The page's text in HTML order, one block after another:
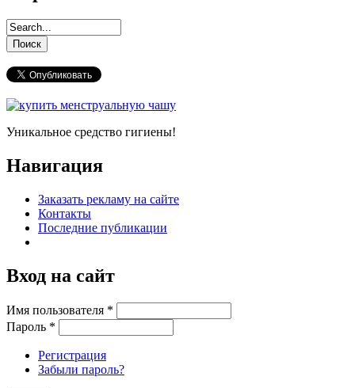
Уникальное средство гигиены!
Навигация
Заказать рекламу на сайте
Контакты
Последние публикации
Вход на сайт
Имя пользователя *
Пароль *
Регистрация
Забыли пароль?